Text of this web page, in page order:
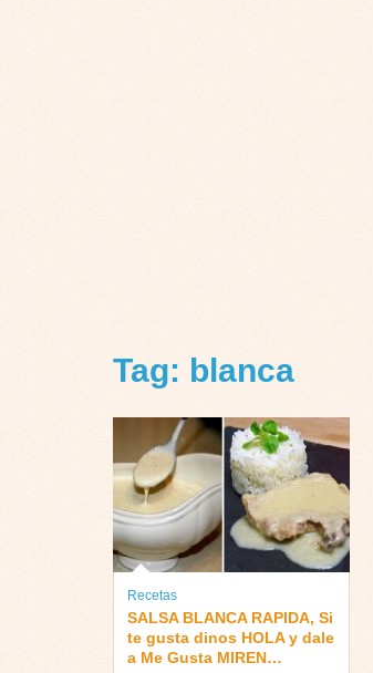
Tag: blanca
Recetas
SALSA BLANCA RAPIDA, Si
te gusta dinos HOLA y dale
a Me Gusta MIREN…